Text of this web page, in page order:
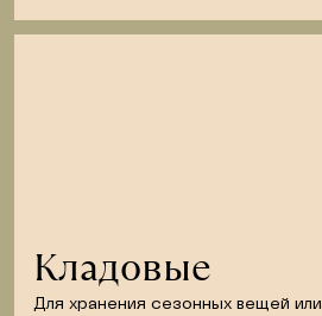
Кладовые
Для хранения сезонных вещей